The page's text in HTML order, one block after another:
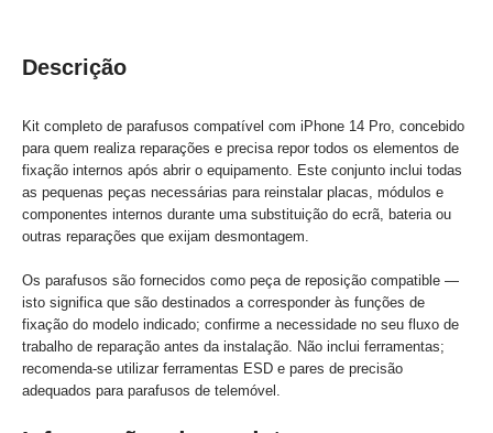
Descrição
Kit completo de parafusos compatível com iPhone 14 Pro, concebido
para quem realiza reparações e precisa repor todos os elementos de
fixação internos após abrir o equipamento. Este conjunto inclui todas
as pequenas peças necessárias para reinstalar placas, módulos e
componentes internos durante uma substituição do ecrã, bateria ou
outras reparações que exijam desmontagem.
Os parafusos são fornecidos como peça de reposição compatible —
isto significa que são destinados a corresponder às funções de
fixação do modelo indicado; confirme a necessidade no seu fluxo de
trabalho de reparação antes da instalação. Não inclui ferramentas;
recomenda-se utilizar ferramentas ESD e pares de precisão
adequados para parafusos de telemóvel.